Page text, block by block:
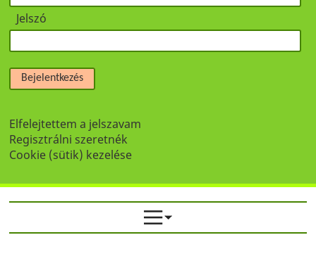
Jelszó
Bejelentkezés
Elfelejtettem a jelszavam
Regisztrálni szeretnék
Cookie (sütik) kezelése